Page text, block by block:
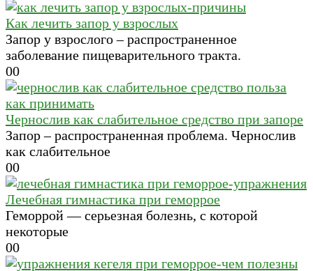
Как лечить запор у взрослых
Запор у взрослого – распространенное
заболевание пищеварительного тракта.
00
Чернослив как слабительное средство при запоре
Запор – распространенная проблема. Чернослив
как слабительное
00
Лечебная гимнастика при геморрое
Геморрой — серьезная болезнь, с которой
некоторые
00